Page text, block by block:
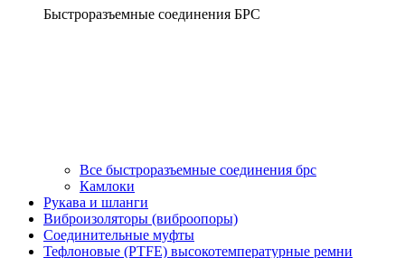
Быстроразъемные соединения БРС
Все быстроразъемные соединения брс
Камлоки
Рукава и шланги
Виброизоляторы (виброопоры)
Соединительные муфты
Тефлоновые (PTFE) высокотемпературные ремни